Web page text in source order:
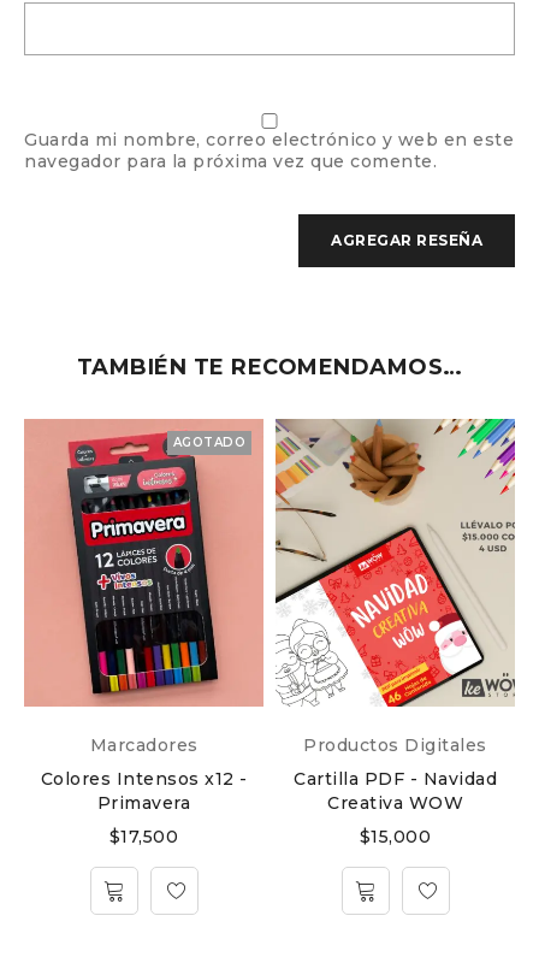
Guarda mi nombre, correo electrónico y web en este
navegador para la próxima vez que comente.
TAMBIÉN TE RECOMENDAMOS…
AGOTADO
Marcadores
Colores Intensos x12 -
Primavera
$17,500
Productos Digitales
Cartilla PDF - Navidad
Creativa WOW
$15,000